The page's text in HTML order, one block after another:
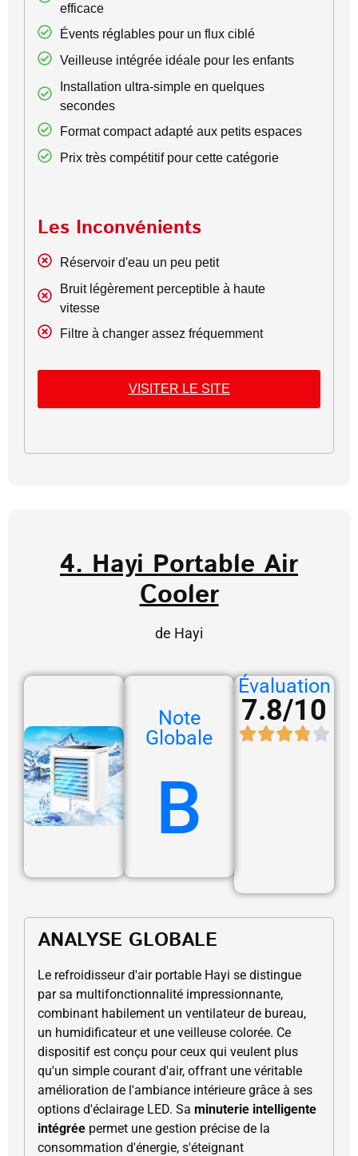
efficace
Évents réglables pour un flux ciblé
Veilleuse intégrée idéale pour les enfants
Installation ultra-simple en quelques
secondes
Format compact adapté aux petits espaces
Prix très compétitif pour cette catégorie
Les Inconvénients
Réservoir d'eau un peu petit
Bruit légèrement perceptible à haute
vitesse
Filtre à changer assez fréquemment
VISITER LE SITE
4. Hayi Portable Air
Cooler
de Hayi
Note
Globale
B
Évaluation
7.8/10
ANALYSE GLOBALE
Le refroidisseur d'air portable Hayi se distingue
par sa multifonctionnalité impressionnante,
combinant habilement un ventilateur de bureau,
un humidificateur et une veilleuse colorée. Ce
dispositif est conçu pour ceux qui veulent plus
qu'un simple courant d'air, offrant une véritable
amélioration de l'ambiance intérieure grâce à ses
options d'éclairage LED. Sa minuterie intelligente
intégrée permet une gestion précise de la
consommation d'énergie, s'éteignant